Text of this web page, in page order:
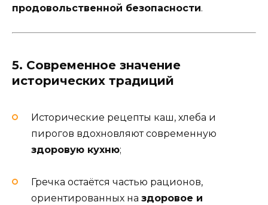
продовольственной безопасности.
5. Современное значение
исторических традиций
Исторические рецепты каш, хлеба и
пирогов вдохновляют современную
здоровую кухню;
Гречка остаётся частью рационов,
ориентированных на здоровое и